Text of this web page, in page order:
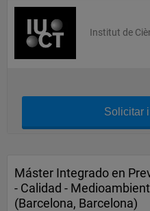
Institut de
Solicitar
Máster Integrado en
- Calidad -
(Barcelona, Barcelona)